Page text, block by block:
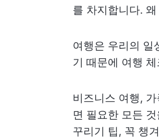
를 차지합니다.
여행은 우리의 일
기 때문에 여행
비즈니스 여행,
면 필요한 모든
꾸리기 팁, 꼭 챙